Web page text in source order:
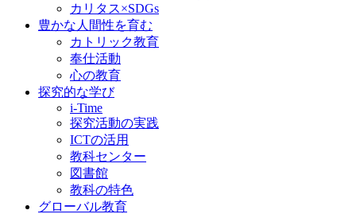
カリタス×SDGs
豊かな人間性を育む
カトリック教育
奉仕活動
心の教育
探究的な学び
i-Time
探究活動の実践
ICTの活用
教科センター
図書館
教科の特色
グローバル教育